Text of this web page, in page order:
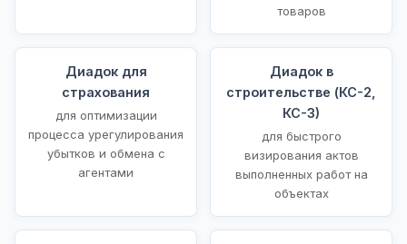
товаров
Диадок для
страхования
для оптимизации
процесса урегулирования
убытков и обмена с
агентами
Диадок в
строительстве (КС-2,
КС-3)
для быстрого
визирования актов
выполненных работ на
объектах